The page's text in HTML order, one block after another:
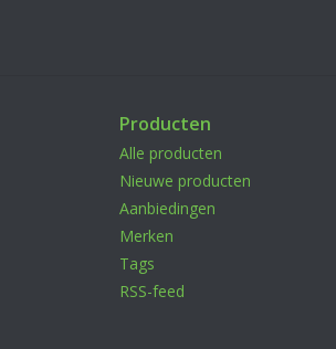
Producten
Alle producten
Nieuwe producten
Aanbiedingen
Merken
Tags
RSS-feed